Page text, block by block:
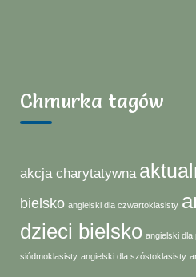
Chmurka tagów
akcja charytatywna
bielsko angielski dla czwartoklasisty
dzieci bielsko angielski dla
siódmoklasisty angielski dla szóstoklasisty